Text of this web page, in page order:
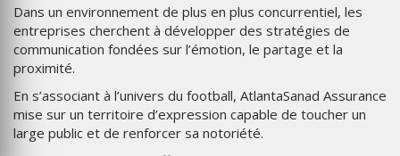
Dans un environnement de plus en plus concurrentiel, les
entreprises cherchent à développer des stratégies de
communication fondées sur l’émotion, le partage et la
proximité.
En s’associant à l’univers du football, AtlantaSanad Assurance
mise sur un territoire d’expression capable de toucher un
large public et de renforcer sa notoriété.